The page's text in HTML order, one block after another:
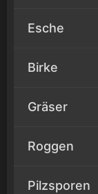
Esche
Birke
Gräser
Roggen
Pilzsporen